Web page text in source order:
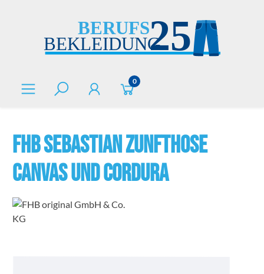
0
FHB SEBASTIAN Zunfthose
Canvas und Cordura